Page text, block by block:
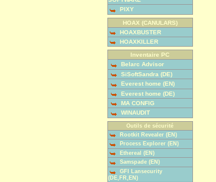
PIXY
HOAX (CANULARS)
HOAXBUSTER
HOAXKILLER
Inventaire PC
Belarc Advisor
SiSoftSandra (DE)
Everest home (EN)
Everest home (DE)
MA CONFIG
WINAUDIT
Outils de sécurité
Rootkit Revealer (EN)
Process Explorer (EN)
Ethereal (EN)
Samspade (EN)
GFI Lansecurity
(DE,FR,EN)